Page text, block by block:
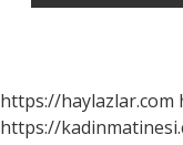
https://haylazlar.com
https://